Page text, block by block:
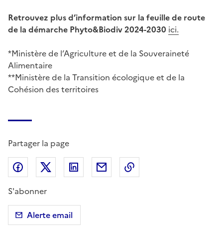
Retrouvez plus d’information sur la feuille de route
de la démarche Phyto&Biodiv 2024-2030 ici.
*Ministère de l’Agriculture et de la Souveraineté
Alimentaire
**Ministère de la Transition écologique et de la
Cohésion des territoires
Partager la page
Partager sur Facebook
Partager sur X (anciennement Twitter)
Partager sur LinkedIn
Partager par email
S'abonner
Alerte email